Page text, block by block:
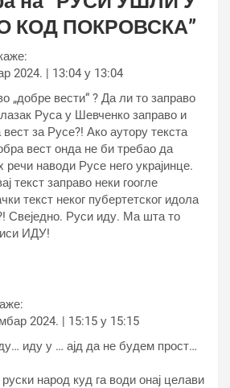
КОД ПОКРОВСКА”
2024. | 13:04 у 13:04
„добре вести“ ? Да ли то заправо
Руса у Шевченко заправо и
вест за Русе?! Ако аутору текста
вест онда не би требао да
речи наводи Русе него украјинце.
текст заправо неки гоогле
текст неког пубертетског идола
Свеједно. Руси иду. Ма шта то
ИДУ!
2024. | 15:15 у 15:15
иду у … ајд да не будем прост…
руски народ куд га води онај целави